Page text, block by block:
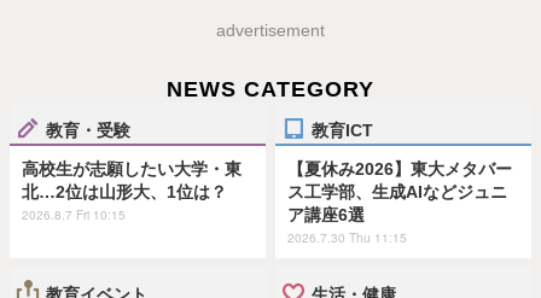
advertisement
NEWS CATEGORY
教育・受験
高校生が志願したい大学・東
北…2位は山形大、1位は？
2026.8.7 Fri 10:15
教育ICT
【夏休み2026】東大メタバー
ス工学部、生成AIなどジュニ
ア講座6選
2026.7.30 Thu 11:15
教育イベント 生活・健康